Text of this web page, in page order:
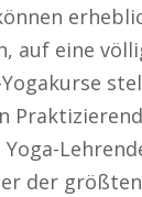
auf eine
der